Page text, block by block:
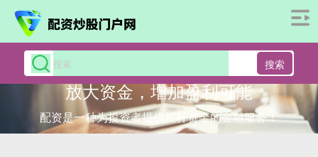
搜索
放大资金，增加盈利可能
配资是一种为投资者提供杠杆资金的金融服务！